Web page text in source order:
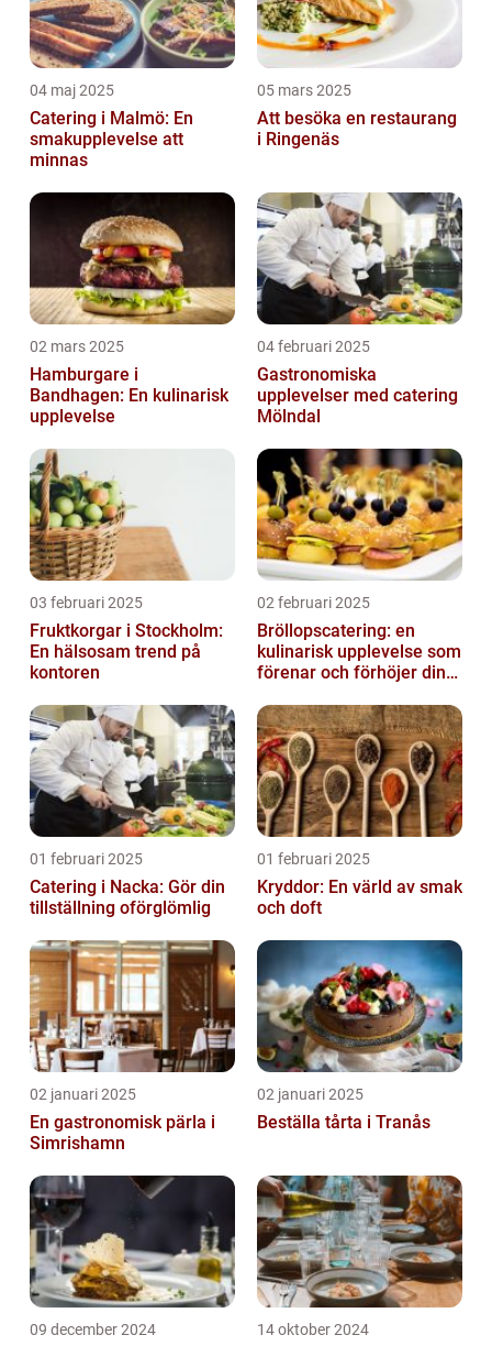
04 maj 2025
Catering i Malmö: En
smakupplevelse att
minnas
05 mars 2025
Att besöka en restaurang
i Ringenäs
02 mars 2025
Hamburgare i
Bandhagen: En kulinarisk
upplevelse
04 februari 2025
Gastronomiska
upplevelser med catering
Mölndal
03 februari 2025
Fruktkorgar i Stockholm:
En hälsosam trend på
kontoren
02 februari 2025
Bröllopscatering: en
kulinarisk upplevelse som
förenar och förhöjer din
01 februari 2025
Catering i Nacka: Gör din
tillställning oförglömlig
01 februari 2025
Kryddor: En värld av smak
och doft
02 januari 2025
En gastronomisk pärla i
Simrishamn
02 januari 2025
Beställa tårta i Tranås
09 december 2024 14 oktober 2024